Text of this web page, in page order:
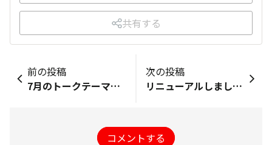
共有する
前の投稿
7月のトークテーマ発表！
次の投稿
リニューアルしました！
コメントする